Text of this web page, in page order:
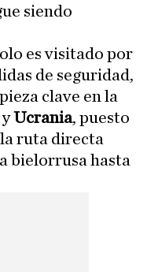
siendo
es visitado por
de seguridad,
clave en la
yUcrania, puesto
ruta directa
bielorrusa hasta